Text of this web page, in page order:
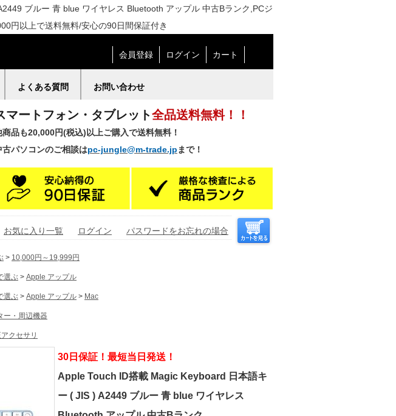
ブルー 青 blue ワイヤレス Bluetooth アップル 中古Bランク,PCジ
円以上で送料無料/安心の90日間保証付き
会員登録 ログイン カート
よくある質問 お問い合わせ
マートフォン・タブレット全品送料無料！！
商品も20,000円(税込)以上ご購入で送料無料！
古パソコンのご相談はpc-jungle@m-trade.jp まで！
お気に入り一覧 ログイン パスワードをお忘れの場合
> 10,000円～19,999円
選ぶ > Apple アップル
選ぶ > Apple アップル > Mac
ー・周辺機器
クセサリ
30日保証！最短当日発送！
Apple Touch ID搭載 Magic Keyboard 日本語キ
ー ( JIS ) A2449 ブルー 青 blue ワイヤレス